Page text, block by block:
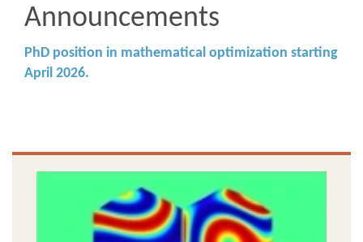
Announcements
PhD position in mathematical optimization starting
April 2026.